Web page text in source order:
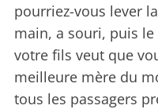
pourriez-vous lever
main, a souri, puis
votre fils veut que
meilleure mère du
tous les passagers